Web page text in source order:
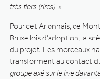
très fiers (rires). »
Pour cet Arlonnais, ce
Bruxellois d’adoption, la
du projet. Les morceaux
transforment au contact
groupe axé sur le live